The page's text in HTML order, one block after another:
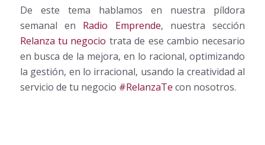
De este tema hablamos en nuestra píldora
semanal en Radio Emprende, nuestra sección
Relanza tu negocio trata de ese cambio necesario
en busca de la mejora, en lo racional, optimizando
la gestión, en lo irracional, usando la creatividad al
servicio de tu negocio #RelanzaTe con nosotros.